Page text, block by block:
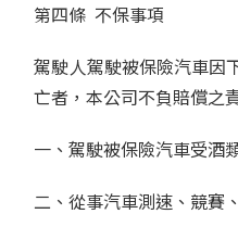
第四條 不保事項
駕駛人駕駛被保險汽車因
亡者，本公司不負賠償之
一、駕駛被保險汽車受酒
二、從事汽車測速、競賽